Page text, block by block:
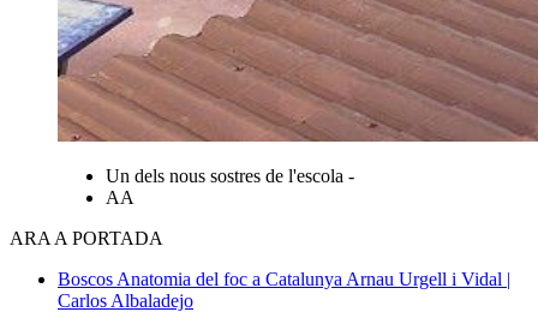
Un dels nous sostres de l'escola -
AA
ARA A PORTADA
Boscos Anatomia del foc a Catalunya Arnau Urgell i Vidal |
Carlos Albaladejo